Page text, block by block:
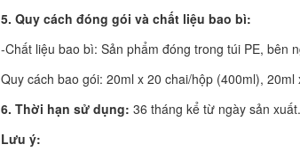
5. Quy cách đóng gói và chất liệu bao bì:
-Chất liệu bao bì: Sản phẩm đóng trong túi PE, bên
Quy cách bao gói: 20ml x 20 chai/hộp (400ml),
6. Thời hạn sử dụng: 36 tháng kể từ ngày sản
Lưu ý: